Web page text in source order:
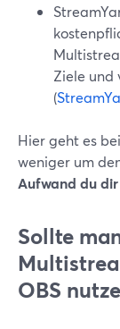
Ziele und
(
Hier geht es
weniger um
Aufwand du
Sollte
OBS